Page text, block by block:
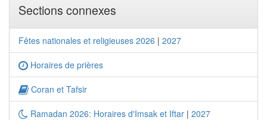
Sections connexes
Fêtes nationales et religieuses 2026 | 2027
Horaires de prières
Coran et Tafsir
Ramadan 2026: Horaires d'Imsak et Iftar | 2027